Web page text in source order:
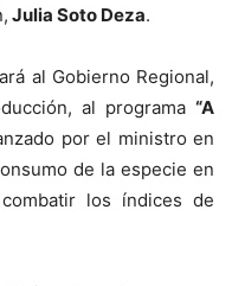
Julia Soto Deza.
al Gobierno Regional,
al programa “A
por el ministro en
de la especie en
los índices de